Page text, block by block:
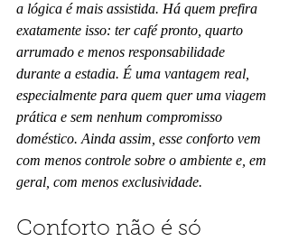
a lógica é mais assistida. Há quem prefira
exatamente isso: ter café pronto, quarto
arrumado e menos responsabilidade
durante a estadia. É uma vantagem real,
especialmente para quem quer uma viagem
prática e sem nenhum compromisso
doméstico. Ainda assim, esse conforto vem
com menos controle sobre o ambiente e, em
geral, com menos exclusividade.
Conforto não é só